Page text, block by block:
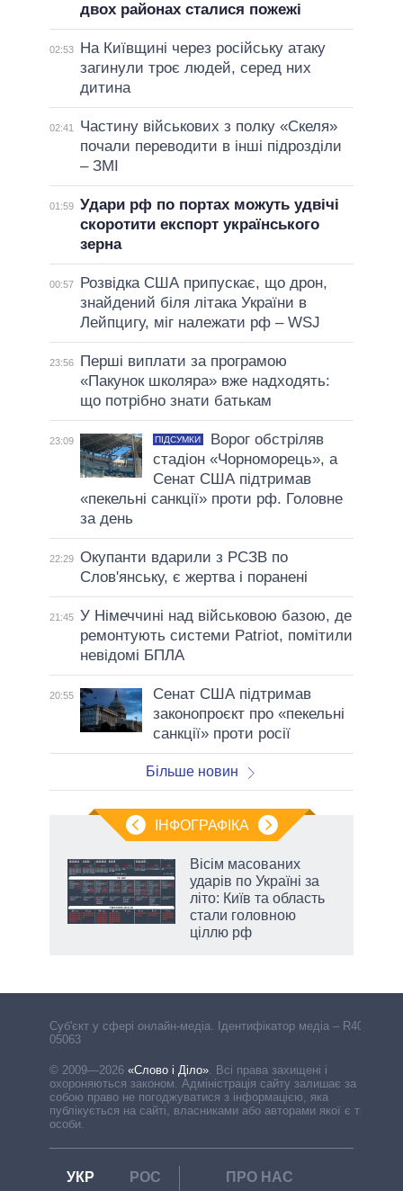
двох районах сталися пожежі
02:53
На Київщині через російську атаку
загинули троє людей, серед них
дитина
02:41
Частину військових з полку «Скеля»
почали переводити в інші підрозділи
– ЗМІ
01:59 Удари рф по портах можуть удвічі
скоротити експорт українського
зерна
00:57
Розвідка США припускає, що дрон,
знайдений біля літака України в
Лейпцигу, міг належати рф – WSJ
23:56
Перші виплати за програмою
«Пакунок школяра» вже надходять:
що потрібно знати батькам
23:09 ПІДСУМКИ
Ворог обстріляв
стадіон «Чорноморець», а
Сенат США підтримав
«пекельні санкції» проти рф. Головне
за день
22:29 Окупанти вдарили з РСЗВ по
Слов'янську, є жертва і поранені
21:45 У Німеччині над військовою базою, де
ремонтують системи Patriot, помітили
невідомі БПЛА
20:55
Сенат США підтримав
законопроєкт про «пекельні
санкції» проти росії
Більше новин
ІНФОГРАФІКА
Вісім масованих
ударів по Україні за
літо: Київ та область
стали головною
ціллю рф
Cуб'єкт у сфері онлайн-медіа. Ідентифікатор медіа – R40-
05063
© 2009—2026 «Слово і Діло». Всі права захищені і
охороняються законом. Адміністрація сайту залишає за
собою право не погоджуватися з інформацією, яка
публікується на сайті, власниками або авторами якої є треті
особи.
УКР РОС
ПРО НАС